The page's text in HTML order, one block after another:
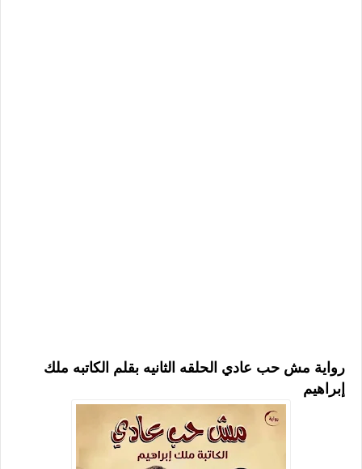
رواية مش حب عادي الحلقه الثانيه بقلم الكاتبه ملك
إبراهيم